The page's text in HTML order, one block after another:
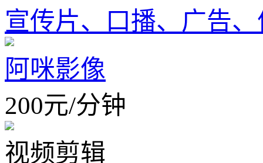
宣传片、口播、广告
阿咪影像
200元/分钟
视频剪辑